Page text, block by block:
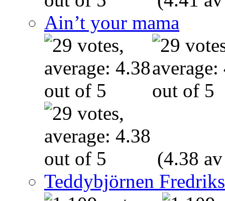
Ain’t your mama
(4.38
Teddybjörnen